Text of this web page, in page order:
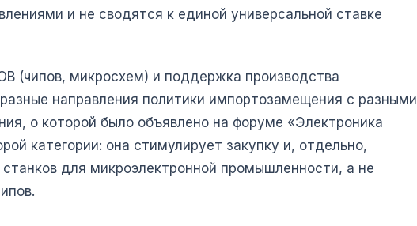
и не сводятся к единой универсальной ставке
(чипов, микросхем) и поддержка производства
направления политики импортозамещения с разными
о которой было объявлено на форуме «Электроника
категории: она стимулирует закупку и, отдельно,
для микроэлектронной промышленности, а не